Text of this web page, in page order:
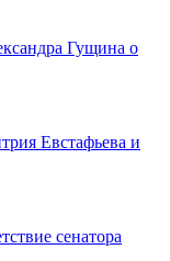
Гущина о
Евстафьева и
сенатора